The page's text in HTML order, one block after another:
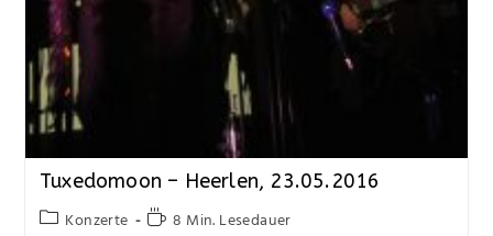
Tuxedomoon – Heerlen, 23.05.2016
Konzerte 8 Min. Lesedauer